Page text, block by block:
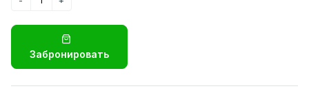
Забронировать